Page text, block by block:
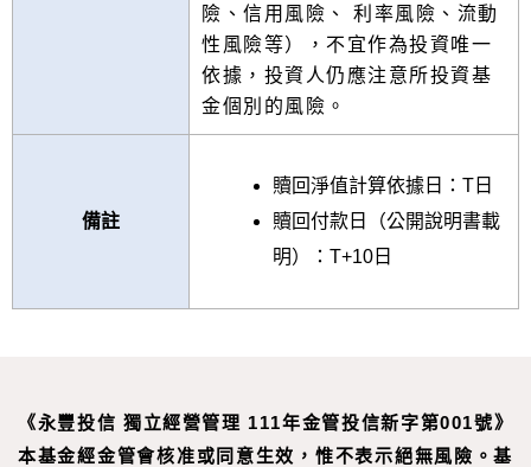
險、信用風險、 利率風險、流動
性風險等），不宜作為投資唯一
依據，投資人仍應注意所投資基
金個別的風險。
備註
贖回淨值計算依據日：T日
贖回付款日（公開說明書載
明）：T+10日
《永豐投信 獨立經營管理 111年金管投信新字第001號》
本基金經金管會核准或同意生效，惟不表示絕無風險。基